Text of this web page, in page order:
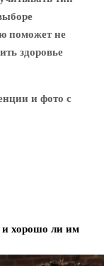
поможет не
здоровье
и хорошо ли им